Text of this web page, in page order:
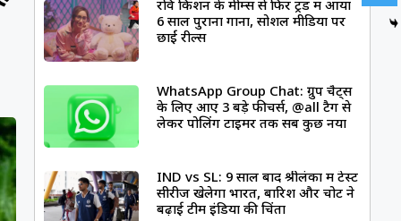
रवि किशन के मीम्स से फिर ट्रेंड में आया
6 साल पुराना गाना, सोशल मीडिया पर
छाईं रील्स
WhatsApp Group Chat: ग्रुप चैट्स
के लिए आए 3 बड़े फीचर्स, @all टैग से
लेकर पोलिंग टाइमर तक सब कुछ नया
IND vs SL: 9 साल बाद श्रीलंका में टेस्ट
सीरीज खेलेगा भारत, बारिश और चोट ने
बढ़ाई टीम इंडिया की चिंता